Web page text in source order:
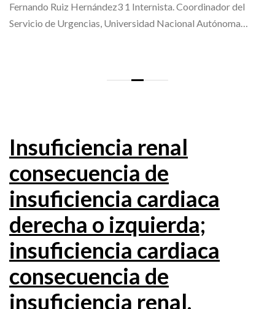
Fernando Ruiz Hernández3 1 Internista. Coordinador del
Servicio de Urgencias, Universidad Nacional Autónoma…
Insuficiencia renal
consecuencia de
insuficiencia cardiaca
derecha o izquierda;
insuficiencia cardiaca
consecuencia de
insuficiencia renal.